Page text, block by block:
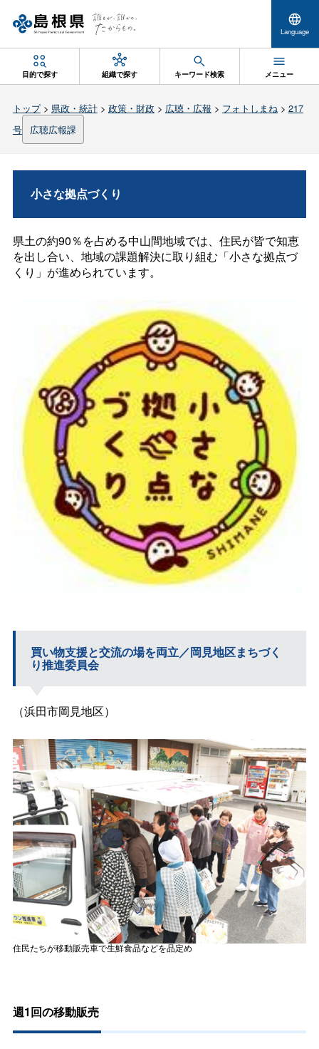
Language
目的で探す 組織で探す キーワード検索 メニュー
トップ> 県政・統計> 政策・財政 > 広聴・広報 > フォトしまね> 217
号
広聴広報課
小さな拠点づくり
県土の約90％を占める中山間地域では、住民が皆で知恵
を出し合い、地域の課題解決に取り組む「小さな拠点づ
くり」が進められています。
買い物支援と交流の場を両立／岡見地区まちづく
り推進委員会
（浜田市岡見地区）
住民たちが移動販売車で生鮮食品などを品定め
週1回の移動販売